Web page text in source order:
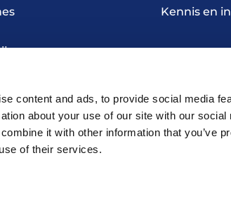
content and ads, to provide social media
about your use of our site with our social
it with other information that you’ve
of their services.
Kennis en